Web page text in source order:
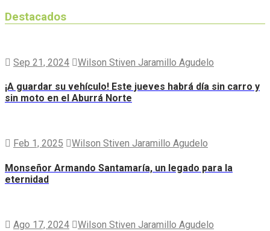
Destacados
Sep 21, 2024 Wilson Stiven Jaramillo Agudelo
¡A guardar su vehículo! Este jueves habrá día sin carro y
sin moto en el Aburrá Norte
Feb 1, 2025 Wilson Stiven Jaramillo Agudelo
Monseñor Armando Santamaría, un legado para la
eternidad
Ago 17, 2024 Wilson Stiven Jaramillo Agudelo